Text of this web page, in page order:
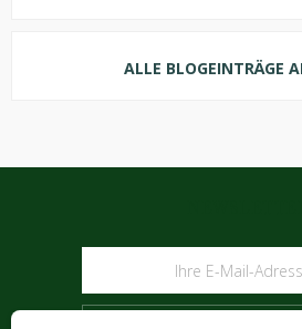
ALLE BLOGEINTRÄGE